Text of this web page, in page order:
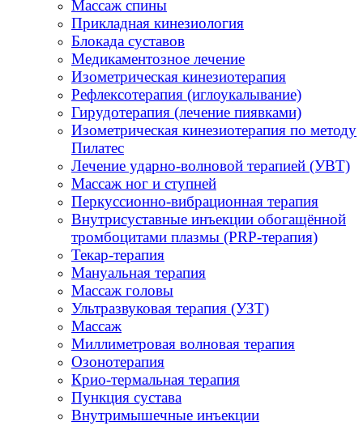
Массаж спины
Прикладная кинезиология
Блокада суставов
Медикаментозное лечение
Изометрическая кинезиотерапия
Рефлексотерапия (иглоукалывание)
Гирудотерапия (лечение пиявками)
Изометрическая кинезиотерапия по методу
Пилатес
Лечение ударно-волновой терапией (УВТ)
Массаж ног и ступней
Перкуссионно-вибрационная терапия
Внутрисуставные инъекции обогащённой
тромбоцитами плазмы (PRP-терапия)
Текар-терапия
Мануальная терапия
Массаж головы
Ультразвуковая терапия (УЗТ)
Массаж
Миллиметровая волновая терапия
Озонотерапия
Крио-термальная терапия
Пункция сустава
Внутримышечные инъекции